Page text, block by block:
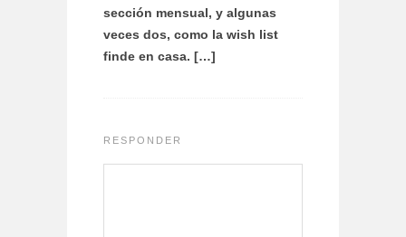
sección mensual, y algunas
veces dos, como la wish list
finde en casa. […]
RESPONDER